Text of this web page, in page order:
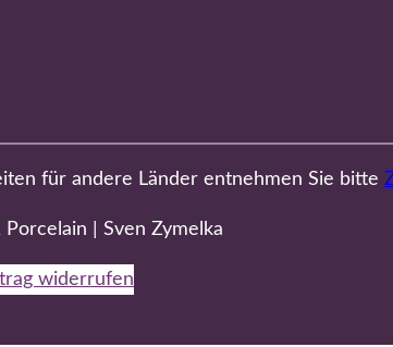
für andere Länder entnehmen Sie bitte
| Sven Zymelka
widerrufen